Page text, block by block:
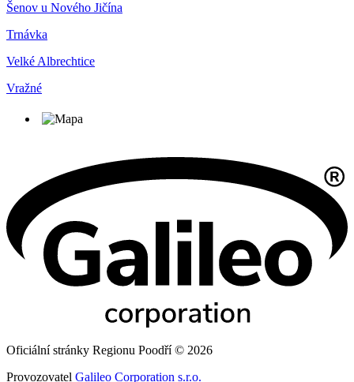
Šenov u Nového Jičína
Trnávka
Velké Albrechtice
Vražné
Oficiální stránky Regionu Poodří © 2026
Provozovatel Galileo Corporation s.r.o.